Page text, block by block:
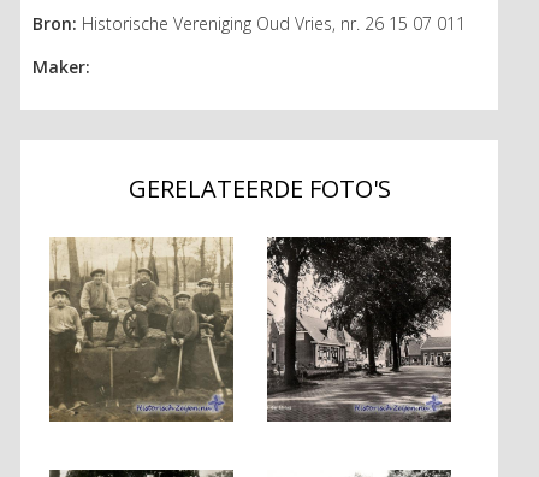
Bron: Historische Vereniging Oud Vries, nr. 26 15 07 011
Maker:
GERELATEERDE FOTO'S